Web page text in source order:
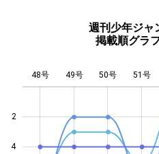
週刊少年ジャ
掲載順グラ
2
4
48号 49号 50号 51号